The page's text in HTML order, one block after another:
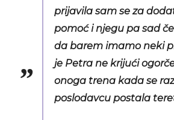
prijavila sam se za
pomoć i njegu pa sad
da barem imamo neki
je Petra ne krijući
onoga trena kada se
poslodavcu postala